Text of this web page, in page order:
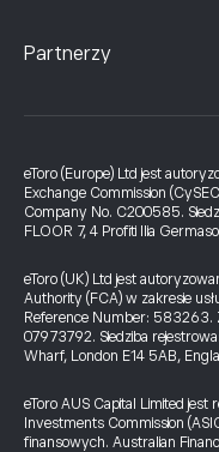
Partnerzy
eToro (Europe) Ltd jest
Exchange Commission
Company No. C200585.
FLOOR 7, 4 Profiti Ilia
eToro (UK) Ltd jest
Authority (FCA) w zakresie
Reference Number: 583263.
07973792. Siedziba
Wharf, London E14 5AB,
eToro AUS Capital Limited
Investments Commission
finansowych. Australian